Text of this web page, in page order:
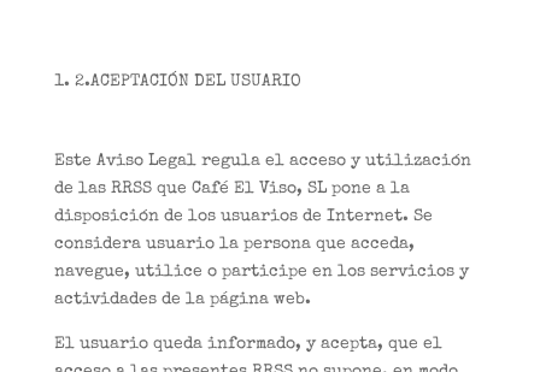
2.ACEPTACIÓN DEL USUARIO
Este Aviso Legal regula el acceso y utilización
de las RRSS que Café El Viso, SL pone a la
disposición de los usuarios de Internet. Se
considera usuario la persona que acceda,
navegue, utilice o participe en los servicios y
actividades de la página web.
El usuario queda informado, y acepta, que el